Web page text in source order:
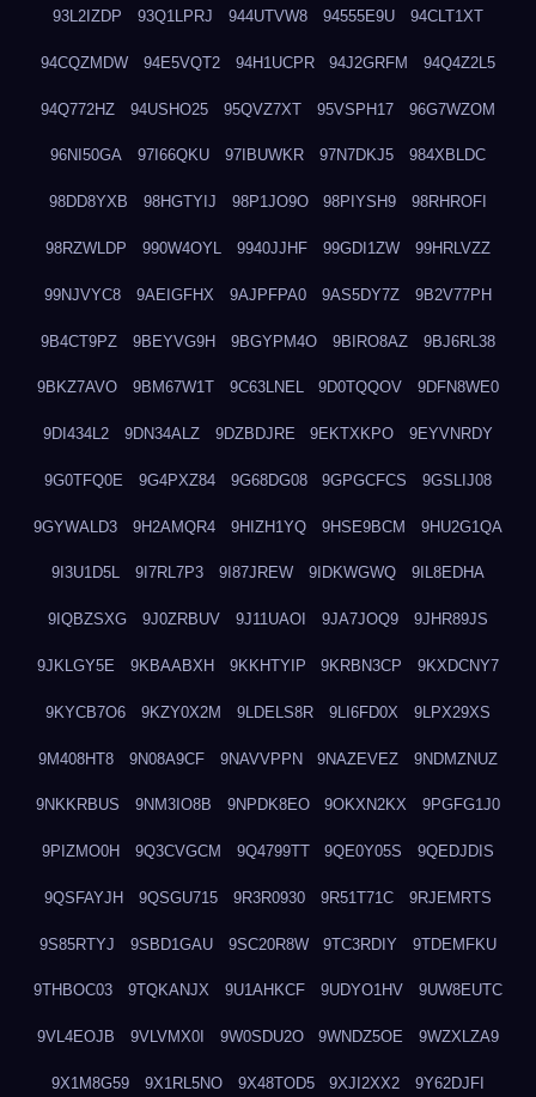
93L2IZDP 93Q1LPRJ 944UTVW8 94555E9U 94CLT1XT
94CQZMDW 94E5VQT2 94H1UCPR 94J2GRFM 94Q4Z2L5
94Q772HZ 94USHO25 95QVZ7XT 95VSPH17 96G7WZOM
96NI50GA 97I66QKU 97IBUWKR 97N7DKJ5 984XBLDC
98DD8YXB 98HGTYIJ 98P1JO9O 98PIYSH9 98RHROFI
98RZWLDP 990W4OYL 9940JJHF 99GDI1ZW 99HRLVZZ
99NJVYC8 9AEIGFHX 9AJPFPA0 9AS5DY7Z 9B2V77PH
9B4CT9PZ 9BEYVG9H 9BGYPM4O 9BIRO8AZ 9BJ6RL38
9BKZ7AVO 9BM67W1T 9C63LNEL 9D0TQQOV 9DFN8WE0
9DI434L2 9DN34ALZ 9DZBDJRE 9EKTXKPO 9EYVNRDY
9G0TFQ0E 9G4PXZ84 9G68DG08 9GPGCFCS 9GSLIJ08
9GYWALD3 9H2AMQR4 9HIZH1YQ 9HSE9BCM 9HU2G1QA
9I3U1D5L 9I7RL7P3 9I87JREW 9IDKWGWQ 9IL8EDHA
9IQBZSXG 9J0ZRBUV 9J11UAOI 9JA7JOQ9 9JHR89JS
9JKLGY5E 9KBAABXH 9KKHTYIP 9KRBN3CP 9KXDCNY7
9KYCB7O6 9KZY0X2M 9LDELS8R 9LI6FD0X 9LPX29XS
9M408HT8 9N08A9CF 9NAVVPPN 9NAZEVEZ 9NDMZNUZ
9NKKRBUS 9NM3IO8B 9NPDK8EO 9OKXN2KX 9PGFG1J0
9PIZMO0H 9Q3CVGCM 9Q4799TT 9QE0Y05S 9QEDJDIS
9QSFAYJH 9QSGU715 9R3R0930 9R51T71C 9RJEMRTS
9S85RTYJ 9SBD1GAU 9SC20R8W 9TC3RDIY 9TDEMFKU
9THBOC03 9TQKANJX 9U1AHKCF 9UDYO1HV 9UW8EUTC
9VL4EOJB 9VLVMX0I 9W0SDU2O 9WNDZ5OE 9WZXLZA9
9X1M8G59 9X1RL5NO 9X48TOD5 9XJI2XX2 9Y62DJFI